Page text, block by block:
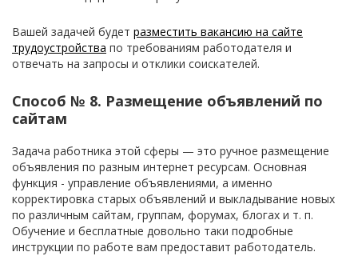
Вашей задачей будет разместить вакансию на сайте
трудоустройства по требованиям работодателя и
отвечать на запросы и отклики соискателей.
Способ № 8. Размещение объявлений по
сайтам
Задача работника этой сферы — это ручное размещение
объявления по разным интернет ресурсам. Основная
функция - управление объявлениями, а именно
корректировка старых объявлений и выкладывание новых
по различным сайтам, группам, форумах, блогах и т. п.
Обучение и бесплатные довольно таки подробные
инструкции по работе вам предоставит работодатель.